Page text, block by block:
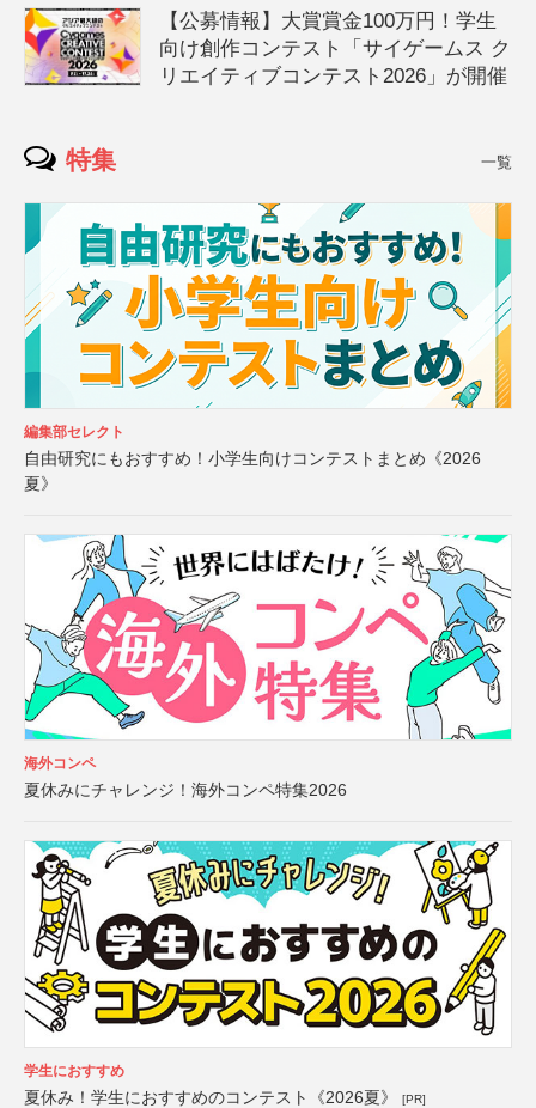
【公募情報】大賞賞金100万円！学生
向け創作コンテスト「サイゲームス ク
リエイティブコンテスト2026」が開催
特集 一覧
編集部セレクト
自由研究にもおすすめ！小学生向けコンテストまとめ《2026
夏》
海外コンペ
夏休みにチャレンジ！海外コンペ特集2026
学生におすすめ
夏休み！学生におすすめのコンテスト《2026夏》 [PR]